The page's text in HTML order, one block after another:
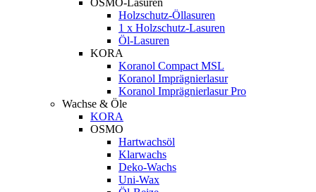
OSMO-Lasuren
Holzschutz-Öllasuren
1 x Holzschutz-Lasuren
Öl-Lasuren
KORA
Koranol Compact MSL
Koranol Imprägnierlasur
Koranol Imprägnierlasur Pro
Wachse & Öle
KORA
OSMO
Hartwachsöl
Klarwachs
Deko-Wachs
Uni-Wax